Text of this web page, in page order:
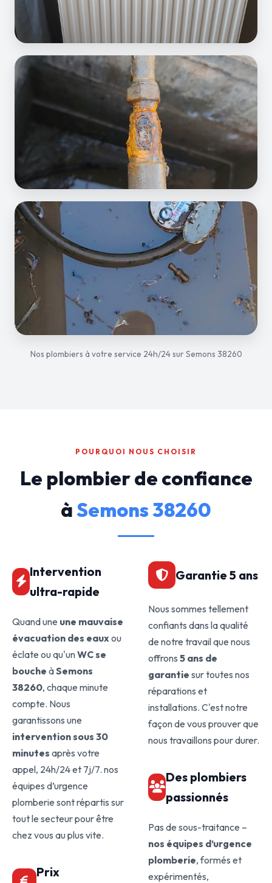
Nos plombiers à votre service 24h/24 sur Semons 38260
POURQUOI NOUS CHOISIR
Le plombier de confiance
àSemons 38260
Intervention
ultra-rapide
Quand une une mauvaise
évacuation des eauxou
éclate ou qu'unWC se
bouche àSemons
38260, chaque minute
compte. Nous
garantissons une
intervention sous 30
minutes après votre
appel, 24h/24 et 7j/7. nos
équipes d’urgence
plomberie sont répartis sur
tout le secteur pour être
chez vous au plus vite.
Prix
Garantie 5 ans
Nous sommes tellement
confiants dans la qualité
de notre travail que nous
offrons 5 ans de
garantie sur toutes nos
réparations et
installations. C'est notre
façon de vous prouver que
nous travaillons pour durer.
Des plombiers
passionnés
Pas de sous-traitance –
nos équipes d’urgence
plomberie, formés et
expérimentés,